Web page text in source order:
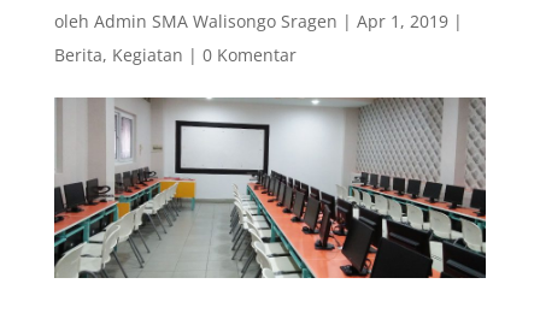
oleh Admin SMA Walisongo Sragen | Apr 1, 2019|
Berita, Kegiatan | 0 Komentar